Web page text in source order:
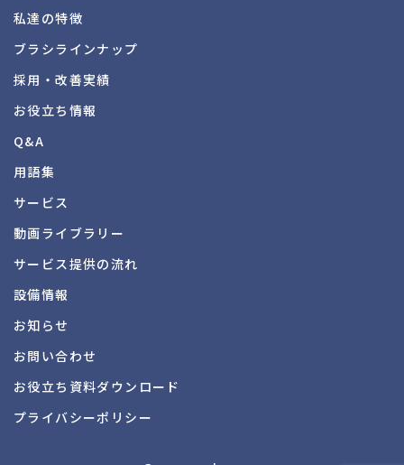
私達の特徴
ブラシラインナップ
採用・改善実績
お役立ち情報
Q&A
用語集
サービス
動画ライブラリー
サービス提供の流れ
設備情報
お知らせ
お問い合わせ
お役立ち資料ダウンロード
プライバシーポリシー